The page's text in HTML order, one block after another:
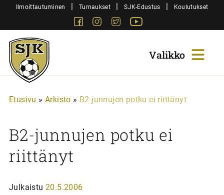
SiirryIlmoittautuminen | Turnaukset | SJK-Edustus | Koulutukset
FacebookInstagram
Twitter
Sjk-
Juniorit
Etusivu » Arkisto » B2-junnujen potku ei riittänyt
B2-junnujen potku ei
riittänyt
Julkaistu 20.5.2006